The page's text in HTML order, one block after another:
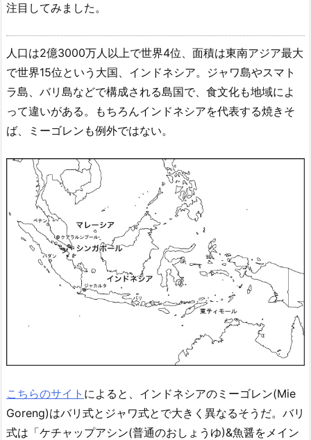
注目してみました。
人口は2億3000万人以上で世界4位、面積は東南アジア最大
で世界15位という大国、インドネシア。ジャワ島やスマト
ラ島、バリ島などで構成される島国で、食文化も地域によ
って違いがある。もちろんインドネシアを代表する焼きそ
ば、ミーゴレンも例外ではない。
こちらのサイト によると、インドネシアのミーゴレン(Mie
Goreng)はバリ式とジャワ式とで大きく異なるそうだ。バリ
式は「ケチャップアシン(普通のおしょうゆ)&魚醤をメイン